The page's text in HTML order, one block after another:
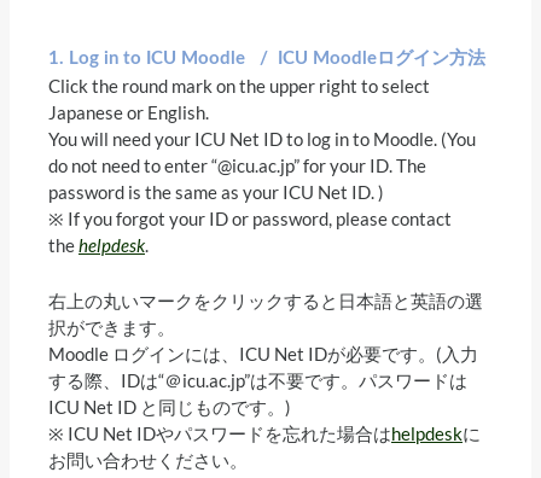
1. Log in to ICU Moodle / ICU Moodleログイン方法
Click the round mark on the upper right to select
Japanese or English.
You will need your ICU Net ID to log in to Moodle. (You
do not need to enter “@icu.ac.jp” for your ID. The
password is the same as your ICU Net ID. )
※ If you forgot your ID or password, please contact
thehelpdesk.
右上の丸いマークをクリックすると日本語と英語の選
択ができます。
Moodle ログインには、ICU Net IDが必要です。(入力
する際、IDは“＠icu.ac.jp”は不要です。パスワードは
ICU Net ID と同じものです。)
※ ICU Net IDやパスワードを忘れた場合はhelpdeskに
お問い合わせください。